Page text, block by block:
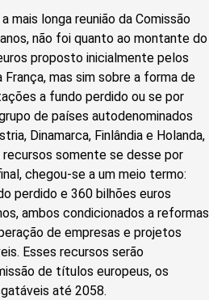
mais longa reunião da Comissão
não foi quanto ao montante do
proposto inicialmente pelos
mas sim sobre a forma de
a fundo perdido ou se por
de países autodenominados
Dinamarca, Finlândia e Holanda,
somente se desse por
chegou-se a um meio termo:
perdido e 360 bilhões euros
ambos condicionados a reformas
de empresas e projetos
Esses recursos serão
de títulos europeus, os
até 2058.